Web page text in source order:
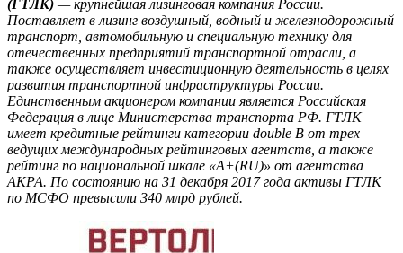
(ГТЛК) — крупнейшая лизинговая компания России.
Поставляет в лизинг воздушный, водный и железнодорожный
транспорт, автомобильную и специальную технику для
отечественных предприятий транспортной отрасли, а
также осуществляет инвестиционную деятельность в целях
развития транспортной инфраструктуры России.
Единственным акционером компании является Российская
Федерация в лице Министерства транспорта РФ. ГТЛК
имеет кредитные рейтинги категории double B от трех
ведущих международных рейтинговых агентств, а также
рейтинг по национальной шкале «A+(RU)» от агентства
АКРА. По состоянию на 31 декабря 2017 года активы ГТЛК
по МСФО превысили 340 млрд рублей.